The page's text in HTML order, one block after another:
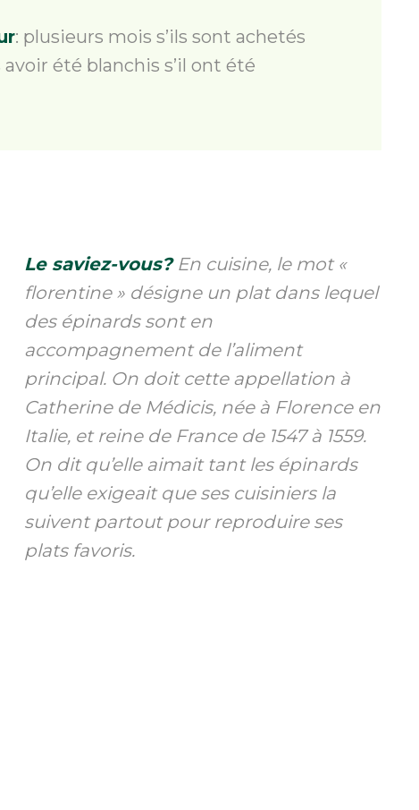
: plusieurs mois s’ils sont achetés
avoir été blanchis s’il ont été
Le saviez-vous?En cuisine, le mot «
florentine » désigne un plat dans lequel
des épinards sont en
accompagnement de l’aliment
principal. On doit cette appellation à
Catherine de Médicis, née à Florence en
Italie, et reine de France de 1547 à 1559.
On dit qu’elle aimait tant les épinards
qu’elle exigeait que ses cuisiniers la
suivent partout pour reproduire ses
plats favoris.